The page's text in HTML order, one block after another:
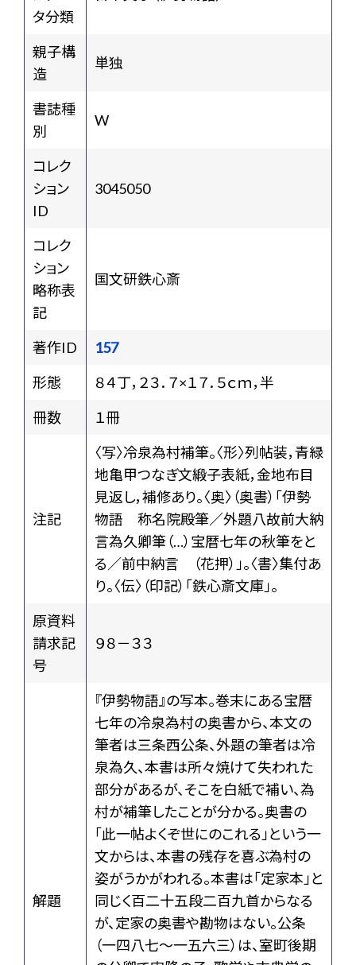
タ分類
親子構
造
単独
書誌種
別
W
コレク
ション
ID
3045050
コレク
ション
略称表
記
国文研鉄心斎
著作ID
157
形態
８４丁，２３．７×１７．５ｃｍ，半
冊数
１冊
注記
〈写〉冷泉為村補筆。〈形〉列帖装，青緑
地亀甲つなぎ文緞子表紙，金地布目
見返し，補修あり。〈奥〉（奥書）「伊勢
物語 称名院殿筆／外題八故前大納
言為久卿筆（…）宝暦七年の秋筆をと
る／前中納言 （花押）」。〈書〉集付あ
り。〈伝〉（印記）「鉄心斎文庫」。
原資料
請求記
号
９８－３３
解題
『伊勢物語』の写本。巻末にある宝暦
七年の冷泉為村の奥書から、本文の
筆者は三条西公条、外題の筆者は冷
泉為久、本書は所々焼けて失われた
部分があるが、そこを白紙で補い、為
村が補筆したことが分かる。奥書の
「此一帖よくぞ世にのこれる」という一
文からは、本書の残存を喜ぶ為村の
姿がうかがわれる。本書は「定家本」と
同じく百二十五段二百九首からなる
が、定家の奥書や勘物はない。公条
（一四八七〜一五六三）は、室町後期